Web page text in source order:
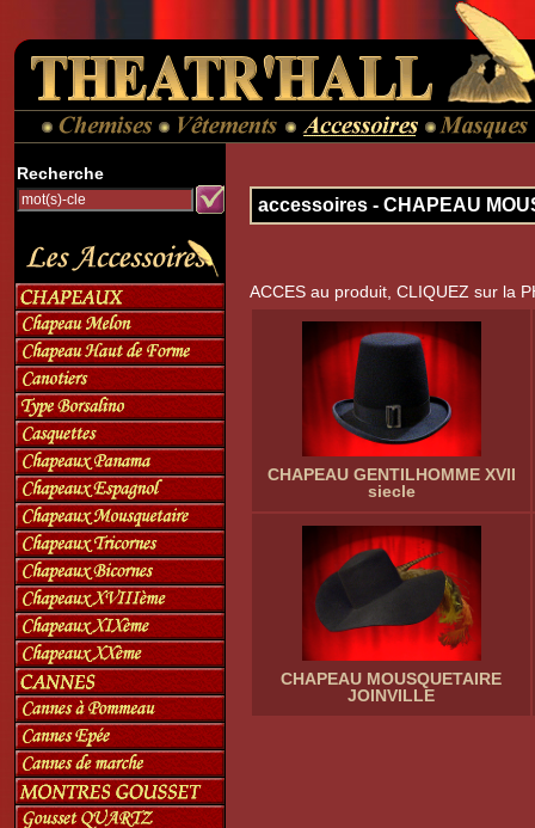
Recherche
accessoires - CHAPEAU
ACCES au produit, CLIQUEZ sur la
CHAPEAU GENTILHOMME XVII
siecle
CHAPEAU MOUSQUETAIRE
JOINVILLE